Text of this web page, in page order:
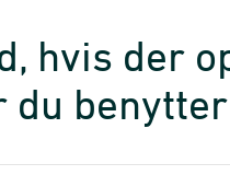
hvis der
du benytter